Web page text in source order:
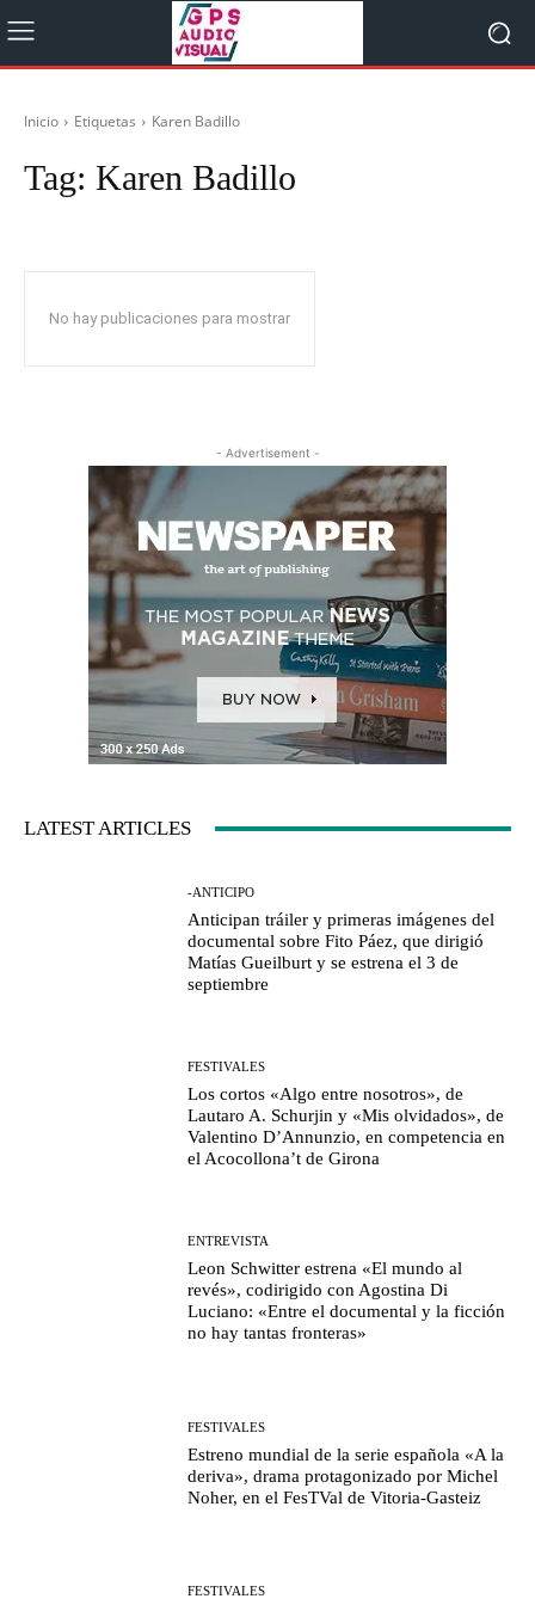
Inicio Etiquetas Karen Badillo
Tag: Karen Badillo
No hay publicaciones para mostrar
- Advertisement -
LATEST ARTICLES
-ANTICIPO
Anticipan tráiler y primeras imágenes del
documental sobre Fito Páez, que dirigió
Matías Gueilburt y se estrena el 3 de
septiembre
FESTIVALES
Los cortos «Algo entre nosotros», de
Lautaro A. Schurjin y «Mis olvidados», de
Valentino D’Annunzio, en competencia en
el Acocollona’t de Girona
ENTREVISTA
Leon Schwitter estrena «El mundo al
revés», codirigido con Agostina Di
Luciano: «Entre el documental y la ficción
no hay tantas fronteras»
FESTIVALES
Estreno mundial de la serie española «A la
deriva», drama protagonizado por Michel
Noher, en el FesTVal de Vitoria-Gasteiz
FESTIVALES